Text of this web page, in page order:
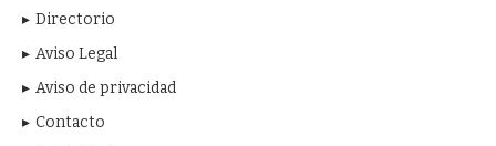
Directorio
Aviso Legal
Aviso de privacidad
Contacto